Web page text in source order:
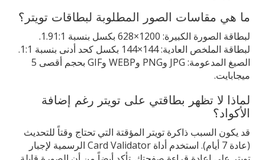
ما هي مقاسات الصور المطلوبة لبطاقات تويتر؟
لبطاقة الصورة الكبيرة: 1200×628 بكسل بنسبة 1.91:1.
لبطاقة الملخص العادية: 144×144 بكسل كحد أدنى بنسبة 1:1.
الصيغ المدعومة: JPG وPNG وWEBP وGIF بحجم أقصى 5
ميجابايت.
لماذا لا تظهر بطاقتي على تويتر رغم إضافة
الأكواد؟
قد يكون السبب ذاكرة تويتر المؤقتة التي تحتاج وقتاً للتحديث
(عادة 7 أيام). استخدم أداة Card Validator الرسمية لإجبار